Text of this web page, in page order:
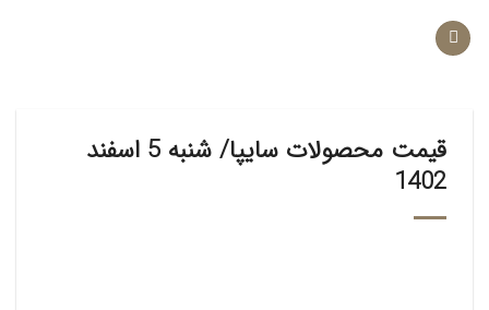
قیمت محصولات سایپا/ شنبه 5 اسفند
1402